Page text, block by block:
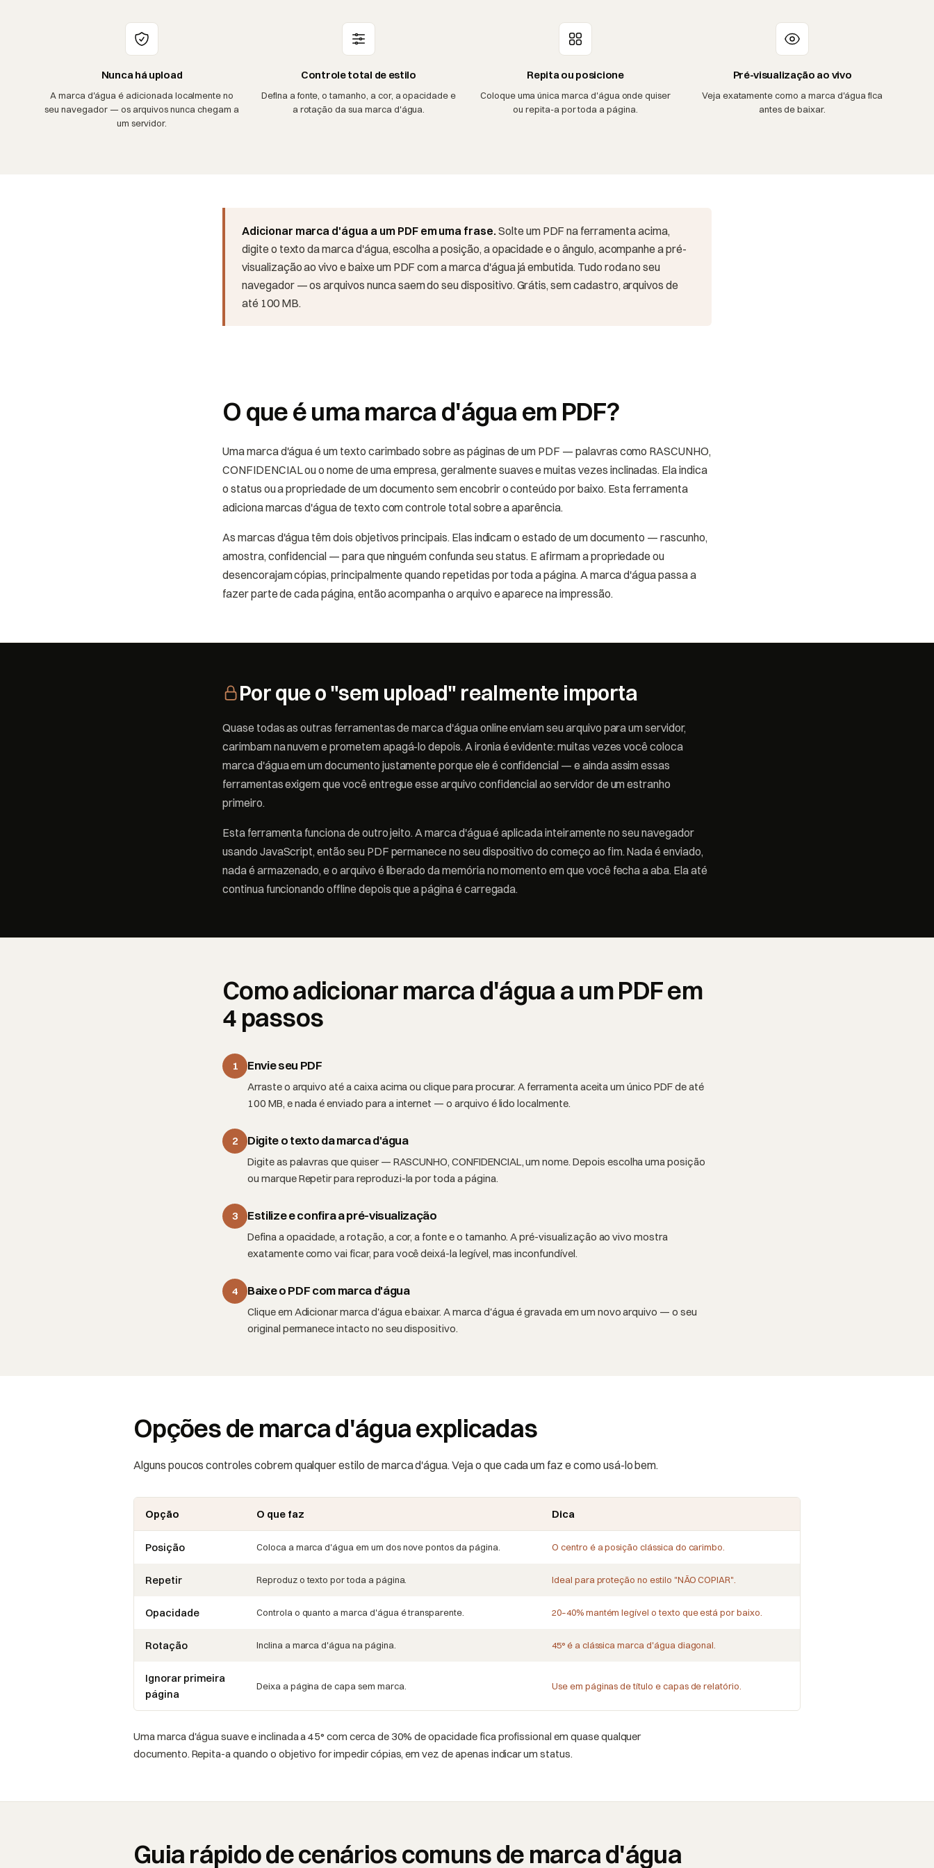
Nunca há upload
A marca d'água é adicionada localmente no
seu navegador — os arquivos nunca chegam a
um servidor.
Controle total de estilo
Defina a fonte, o tamanho, a cor, a opacidade e
a rotação da sua marca d'água.
Repita ou posicione
Coloque uma única marca d'água onde quiser
ou repita-a por toda a página.
Pré-visualização ao vivo
Veja exatamente como a marca d'água fica
antes de baixar.
Adicionar marca d'água a um PDF em uma frase. Solte um PDF na ferramenta acima,
digite o texto da marca d'água, escolha a posição, a opacidade e o ângulo, acompanhe a pré-
visualização ao vivo e baixe um PDF com a marca d'água já embutida. Tudo roda no seu
navegador — os arquivos nunca saem do seu dispositivo. Grátis, sem cadastro, arquivos de
até 100 MB.
O que é uma marca d'água em PDF?
Uma marca d'água é um texto carimbado sobre as páginas de um PDF — palavras como RASCUNHO,
CONFIDENCIAL ou o nome de uma empresa, geralmente suaves e muitas vezes inclinadas. Ela indica
o status ou a propriedade de um documento sem encobrir o conteúdo por baixo. Esta ferramenta
adiciona marcas d'água de texto com controle total sobre a aparência.
As marcas d'água têm dois objetivos principais. Elas indicam o estado de um documento — rascunho,
amostra, confidencial — para que ninguém confunda seu status. E afirmam a propriedade ou
desencorajam cópias, principalmente quando repetidas por toda a página. A marca d'água passa a
fazer parte de cada página, então acompanha o arquivo e aparece na impressão.
Por que o "sem upload" realmente importa
Quase todas as outras ferramentas de marca d'água online enviam seu arquivo para um servidor,
carimbam na nuvem e prometem apagá-lo depois. A ironia é evidente: muitas vezes você coloca
marca d'água em um documento justamente porque ele é confidencial — e ainda assim essas
ferramentas exigem que você entregue esse arquivo confidencial ao servidor de um estranho
primeiro.
Esta ferramenta funciona de outro jeito. A marca d'água é aplicada inteiramente no seu navegador
usando JavaScript, então seu PDF permanece no seu dispositivo do começo ao fim. Nada é enviado,
nada é armazenado, e o arquivo é liberado da memória no momento em que você fecha a aba. Ela até
continua funcionando offline depois que a página é carregada.
Como adicionar marca d'água a um PDF em
4 passos
1 Envie seu PDF
Arraste o arquivo até a caixa acima ou clique para procurar. A ferramenta aceita um único PDF de até
100 MB, e nada é enviado para a internet — o arquivo é lido localmente.
2 Digite o texto da marca d'água
Digite as palavras que quiser — RASCUNHO, CONFIDENCIAL, um nome. Depois escolha uma posição
ou marque Repetir para reproduzi-la por toda a página.
3 Estilize e confira a pré-visualização
Defina a opacidade, a rotação, a cor, a fonte e o tamanho. A pré-visualização ao vivo mostra
exatamente como vai ficar, para você deixá-la legível, mas inconfundível.
4 Baixe o PDF com marca d'água
Clique em Adicionar marca d'água e baixar. A marca d'água é gravada em um novo arquivo — o seu
original permanece intacto no seu dispositivo.
Opções de marca d'água explicadas
Alguns poucos controles cobrem qualquer estilo de marca d'água. Veja o que cada um faz e como usá-lo bem.
Opção O que faz Dica
Posição Coloca a marca d'água em um dos nove pontos da página. O centro é a posição clássica do carimbo.
Repetir Reproduz o texto por toda a página. Ideal para proteção no estilo "NÃO COPIAR".
Opacidade Controla o quanto a marca d'água é transparente. 20–40% mantém legível o texto que está por baixo.
Rotação Inclina a marca d'água na página. 45° é a clássica marca d'água diagonal.
Ignorar primeira
página
Deixa a página de capa sem marca. Use em páginas de título e capas de relatório.
Uma marca d'água suave e inclinada a 45° com cerca de 30% de opacidade fica profissional em quase qualquer
documento. Repita-a quando o objetivo for impedir cópias, em vez de apenas indicar um status.
Guia rápido de cenários comuns de marca d'água